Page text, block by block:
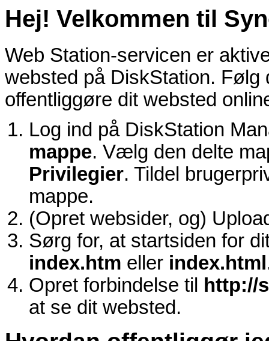
Hej! Velkommen til
Web Station-servicen er
websted på DiskStation. Følg
offentliggøre dit websted
Log ind på DiskStation
mappe. Vælg den delte
Privilegier. Tildel
mappe.
(Opret websider, og)
Sørg for, at startsiden for
index.htm eller index.html
Opret forbindelse til
http://
at se dit websted.